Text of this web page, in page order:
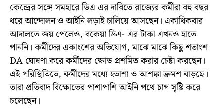
কেন্দ্রের সঙ্গে সমহারে ডিএ এর দাবিতে রাজ্যের কর্মীরা বহু বছর
ধরে আন্দোলন ও আইনি লড়াই চালিয়ে আসছেন। একাধিকবার
আদালতে জয় পেলেও, বকেয়া ডিএ- এর টাকা এখনও হাতে
পাননি। কর্মীদের একাংশের অভিযোগ, মাঝে মাঝে কিছু শতাংশ
DA ঘোষণা করে কর্মীদের ক্ষোভ প্রশমিত করার চেষ্টা করছেন।
এই পরিস্থিতিতে, কর্মীদের মধ্যে হতাশা ও আশঙ্কা ক্রমশ বাড়ছে।
তারা প্রতিবাদ বিক্ষোভের পাশাপাশি আইনি পথে চাপ সৃষ্টি করে
চলেছেন।